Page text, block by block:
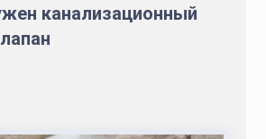
канализационный